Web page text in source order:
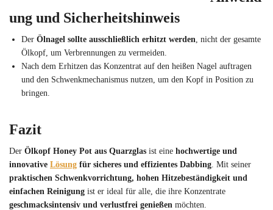
ung und Sicherheitshinweis
Der Ölnagel sollte ausschließlich erhitzt werden , nicht der gesamte
Ölkopf, um Verbrennungen zu vermeiden.
Nach dem Erhitzen das Konzentrat auf den heißen Nagel auftragen
und den Schwenkmechanismus nutzen, um den Kopf in Position zu
bringen.
Fazit
Der Ölkopf Honey Pot aus Quarzglas ist eine hochwertige und
innovative Lösung für sicheres und effizientes Dabbing . Mit seiner
praktischen Schwenkvorrichtung, hohen Hitzebeständigkeit und
einfachen Reinigung ist er ideal für alle, die ihre Konzentrate
geschmacksintensiv und verlustfrei genießen möchten.